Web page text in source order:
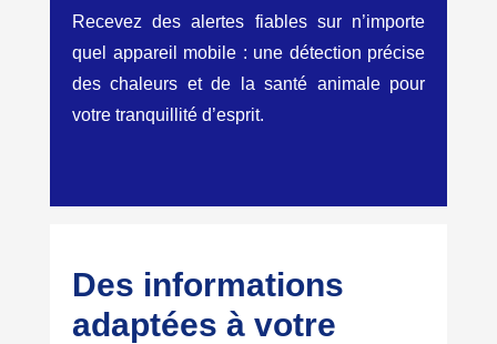
Recevez des alertes fiables sur n’importe
quel appareil mobile : une détection précise
des chaleurs et de la santé animale pour
votre tranquillité d’esprit.
Des informations
adaptées à votre